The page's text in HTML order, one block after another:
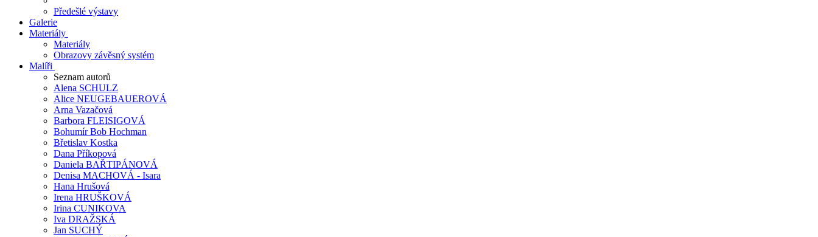
Předešlé výstavy
Galerie
Materiály
Materiály
Obrazovy závěsný systém
Malíři
Seznam autorů
Alena SCHULZ
Alice NEUGEBAUEROVÁ
Arna Vazačová
Barbora FLEISIGOVÁ
Bohumír Bob Hochman
Břetislav Kostka
Dana Příkopová
Daniela BAŘTIPÁNOVÁ
Denisa MACHOVÁ - Isara
Hana Hrušová
Irena HRUŠKOVÁ
Irina CUNIKOVA
Iva DRAŽSKÁ
Jan SUCHÝ